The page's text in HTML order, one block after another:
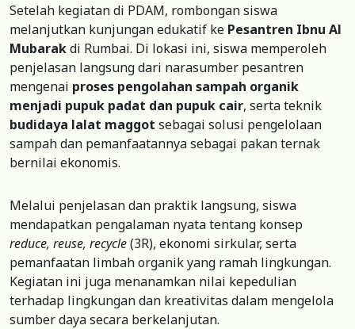
Setelah kegiatan di PDAM, rombongan siswa
melanjutkan kunjungan edukatif ke Pesantren Ibnu Al
Mubarakdi Rumbai. Di lokasi ini, siswa memperoleh
penjelasan langsung dari narasumber pesantren
mengenai proses pengolahan sampah organik
menjadi pupuk padat dan pupuk cair, serta teknik
budidaya lalat maggot sebagai solusi pengelolaan
sampah dan pemanfaatannya sebagai pakan ternak
bernilai ekonomis.
Melalui penjelasan dan praktik langsung, siswa
mendapatkan pengalaman nyata tentang konsep
reduce, reuse, recycle(3R), ekonomi sirkular, serta
pemanfaatan limbah organik yang ramah lingkungan.
Kegiatan ini juga menanamkan nilai kepedulian
terhadap lingkungan dan kreativitas dalam mengelola
sumber daya secara berkelanjutan.